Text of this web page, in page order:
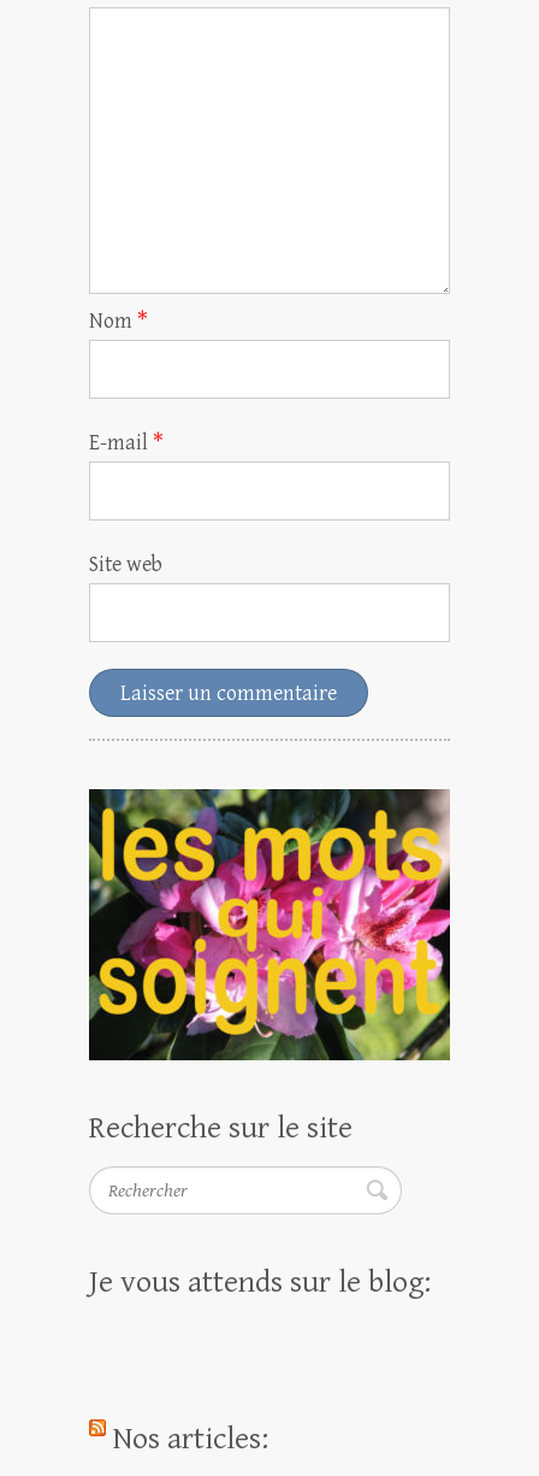
Nom *
E-mail *
Site web
Recherche sur le site
Rechercher
Je vous attends sur le blog:
Nos articles: